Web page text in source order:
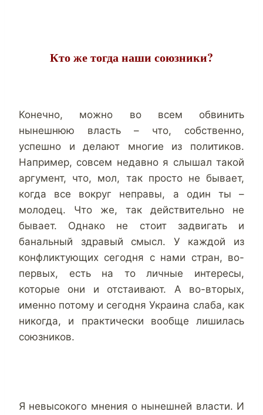
Кто же тогда наши союзники?
Конечно, можно во всем обвинить
нынешнюю власть – что, собственно,
успешно и делают многие из политиков.
Например, совсем недавно я слышал такой
аргумент, что, мол, так просто не бывает,
когда все вокруг неправы, а один ты –
молодец. Что же, так действительно не
бывает. Однако не стоит задвигать и
банальный здравый смысл. У каждой из
конфликтующих сегодня с нами стран, во-
первых, есть на то личные интересы,
которые они и отстаивают. А во-вторых,
именно потому и сегодня Украина слаба, как
никогда, и практически вообще лишилась
союзников.
Я невысокого мнения о нынешней власти. И